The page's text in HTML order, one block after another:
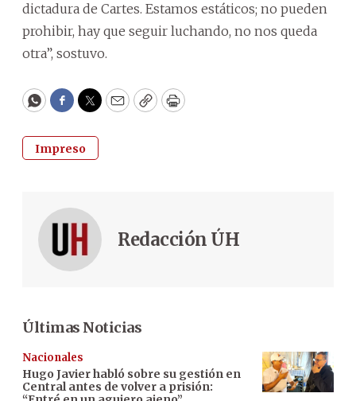
dictadura de Cartes. Estamos estáticos; no pueden
prohibir, hay que seguir luchando, no nos queda
otra”, sostuvo.
WhatsApp
Facebook
Twitter
EmailCopyPrint
Impreso
Redacción ÚH
Últimas Noticias
Nacionales
Hugo Javier habló sobre su gestión en
Central antes de volver a prisión: